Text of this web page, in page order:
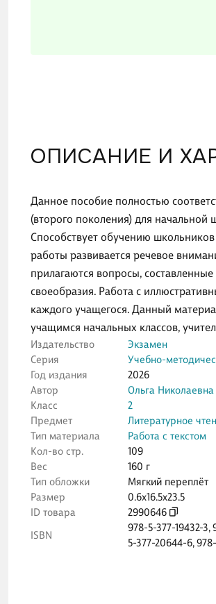
ОПИСАНИЕ И
Данное пособие полностью
(второго поколения) для
Способствует обучению
работы развивается речевое
прилагаются вопросы, составленные
своеобразия. Работа с
каждого учащегося. Данный
учащимся начальных классов,
Издательство
Экзамен
Серия
Учебно-
Год издания
2026
Автор
Ольга
Класс
2
Предмет
Литературное
Тип материала
Работа с текстом
Кол-во стр.
109
Вес
160 г
Тип обложки
Мягкий переплёт
Размер
0.6x16.5x23.5
ID товара
2990646
ISBN
978-5-377-19432-3,
5-377-20644-6,